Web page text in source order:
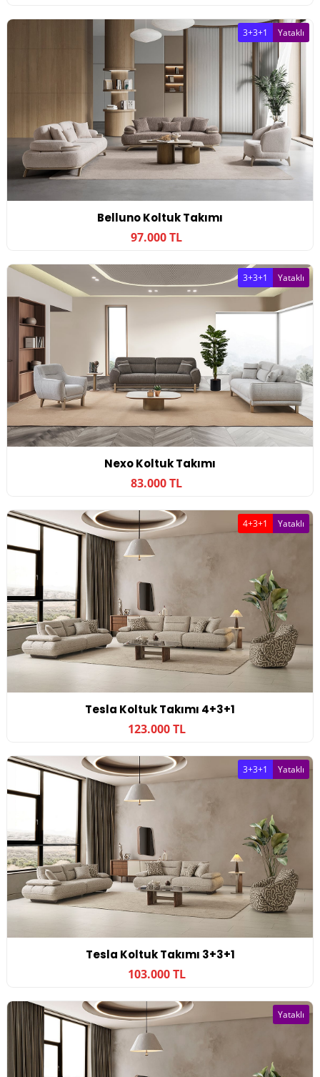
Belluno Koltuk Takımı
97.000 TL
3+3+1 Yataklı
Nexo Koltuk Takımı
83.000 TL
3+3+1 Yataklı
Tesla Koltuk Takımı 4+3+1
123.000 TL
4+3+1 Yataklı
Tesla Koltuk Takımı 3+3+1
103.000 TL
3+3+1 Yataklı
Yataklı